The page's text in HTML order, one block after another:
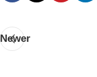
Newer